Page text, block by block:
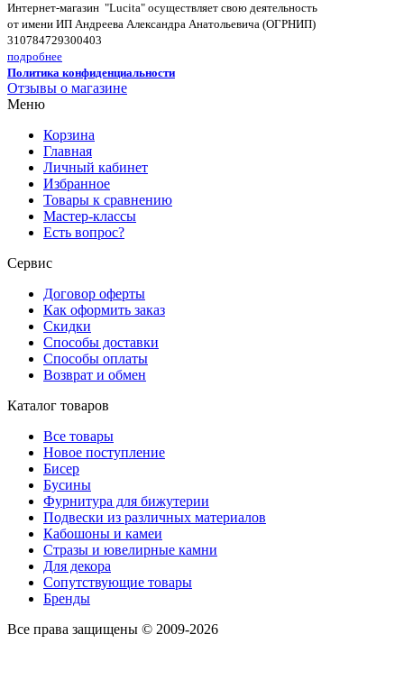
Интернет-магазин "Lucita" осуществляет свою деятельность
от имени ИП Андреева Александра Анатольевича (ОГРНИП)
310784729300403
подробнее
Политика конфиденциальности
Отзывы о магазине
Меню
Корзина
Главная
Личный кабинет
Избранное
Товары к сравнению
Мастер-классы
Есть вопрос?
Сервис
Договор оферты
Как оформить заказ
Скидки
Способы доставки
Способы оплаты
Возврат и обмен
Каталог товаров
Все товары
Новое поступление
Бисер
Бусины
Фурнитура для бижутерии
Подвески из различных материалов
Кабошоны и камеи
Стразы и ювелирные камни
Для декора
Сопутствующие товары
Бренды
Все права защищены © 2009-2026